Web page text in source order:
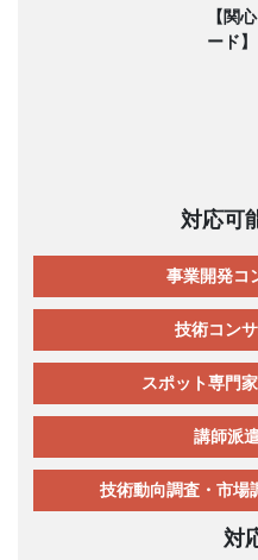
【関
ード】
対応可
事業開発コ
技術コン
スポット専門
講師派
技術動向調査・市場
対